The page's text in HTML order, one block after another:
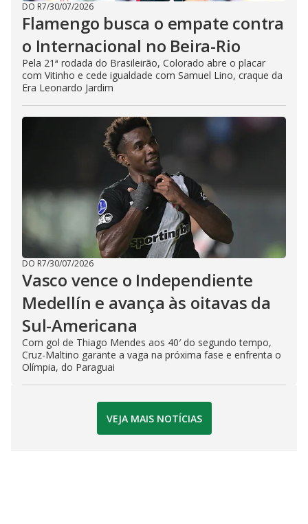
DO R7/30/07/2026
Flamengo busca o empate contra
o Internacional no Beira-Rio
Pela 21ª rodada do Brasileirão, Colorado abre o placar
com Vitinho e cede igualdade com Samuel Lino, craque da
Era Leonardo Jardim
DO R7/30/07/2026
Vasco vence o Independiente
Medellín e avança às oitavas da
Sul-Americana
Com gol de Thiago Mendes aos 40′ do segundo tempo,
Cruz-Maltino garante a vaga na próxima fase e enfrenta o
Olímpia, do Paraguai
VEJA MAIS NOTÍCIAS